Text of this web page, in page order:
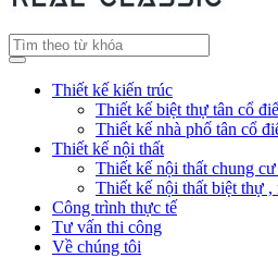
Thiết kế kiến trúc
Thiết kế biệt thự tân cổ
Thiết kế nhà phố tân cổ
Thiết kế nội thất
Thiết kế nội thất chung
Thiết kế nội thất biệt thự ,
Công trình thực tế
Tư vấn thi công
Về chúng tôi